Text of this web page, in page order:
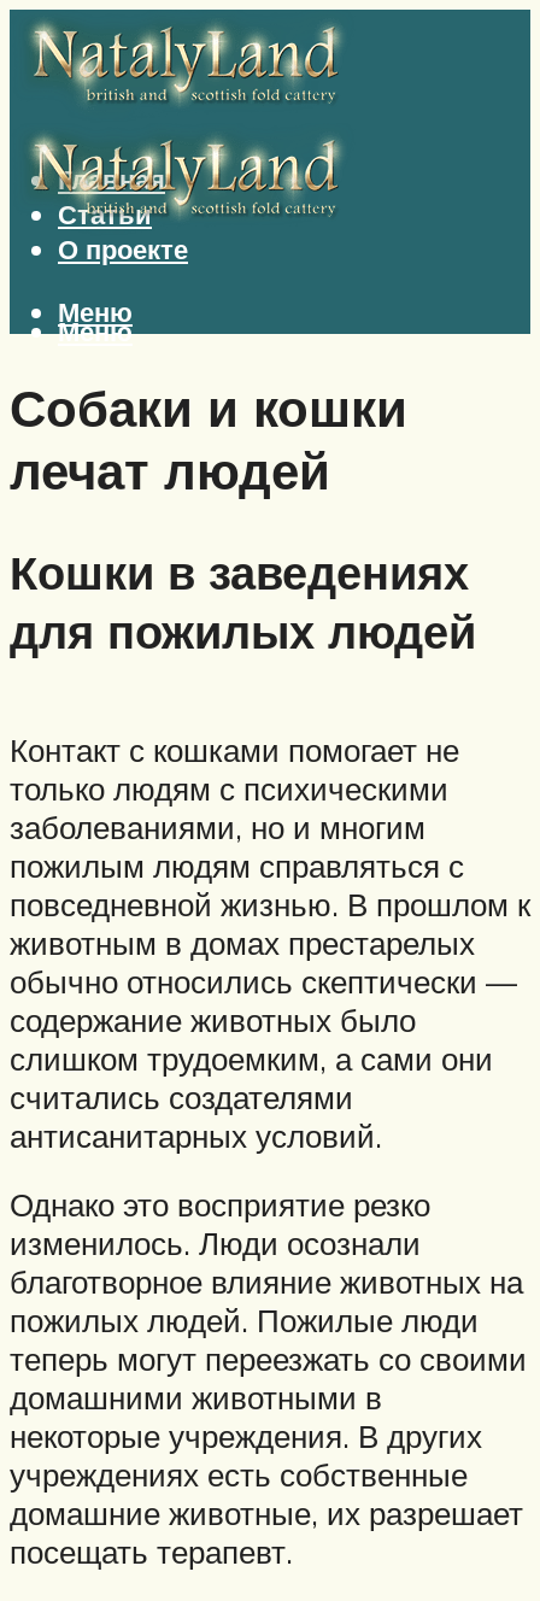
Главная
Статьи
О проекте
Меню
Меню
Собаки и кошки
лечат людей
Кошки в заведениях
для пожилых людей
Контакт с кошками помогает не
только людям с психическими
заболеваниями, но и многим
пожилым людям справляться с
повседневной жизнью. В прошлом к
животным в домах престарелых
обычно относились скептически —
содержание животных было
слишком трудоемким, а сами они
считались создателями
антисанитарных условий.
Однако это восприятие резко
изменилось. Люди осознали
благотворное влияние животных на
пожилых людей. Пожилые люди
теперь могут переезжать со своими
домашними животными в
некоторые учреждения. В других
учреждениях есть собственные
домашние животные, их разрешает
посещать терапевт.